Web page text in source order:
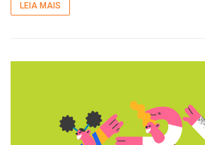
LEIA MAIS